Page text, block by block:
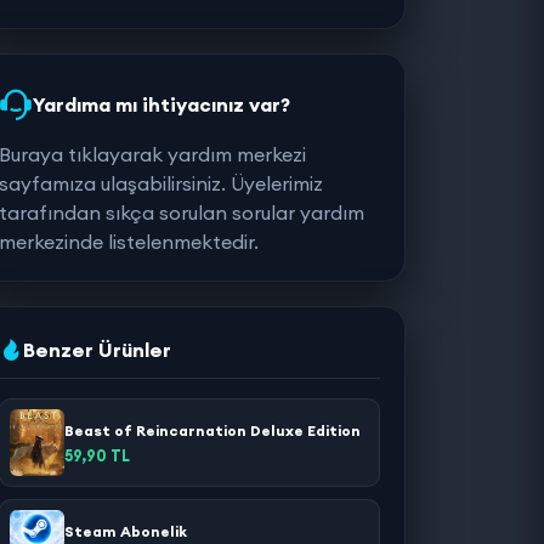
Yardıma mı ihtiyacınız var?
Buraya tıklayarak yardım merkezi
sayfamıza ulaşabilirsiniz. Üyelerimiz
tarafından sıkça sorulan sorular yardım
merkezinde listelenmektedir.
Benzer Ürünler
Beast of Reincarnation Deluxe Edition
59,90 TL
Steam Abonelik